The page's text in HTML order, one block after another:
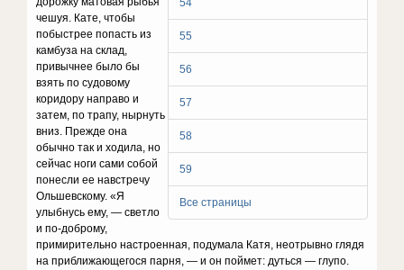
54
55
56
57
58
59
Все страницы
чешуя. Кате, чтобы
побыстрее попасть из
камбуза на склад,
привычнее было бы
взять по судовому
коридору направо и
затем, по трапу, нырнуть
вниз. Прежде она
обычно так и ходила, но
сейчас ноги сами собой
понесли ее навстречу
Ольшевскому. «Я
улыбнусь ему, — светло
и по-доброму,
примирительно настроенная, подумала Катя, неотрывно глядя
на приближающегося парня, — и он поймет: дуться — глупо.